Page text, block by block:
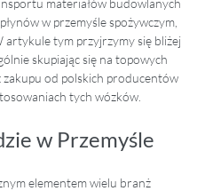
materiałów budowlanych
w przemyśle spożywczym,
artykule tym przyjrzymy się bliżej
skupiając się na topowych
zakupu od polskich producentów
tych wózków.
w Przemyśle
elementem wielu branż